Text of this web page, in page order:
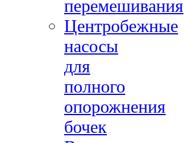
перемешивания
Центробежные
насосы
для
полного
опорожнения
бочек